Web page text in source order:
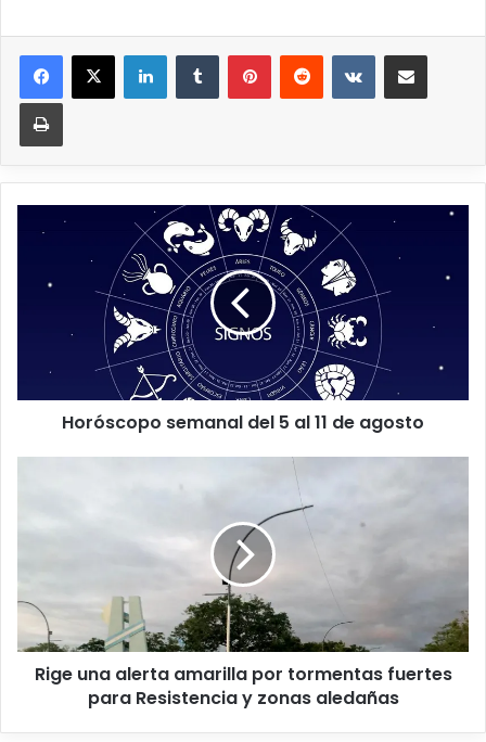
Horóscopo semanal del 5 al 11 de agosto
Rige una alerta amarilla por tormentas fuertes
para Resistencia y zonas aledañas